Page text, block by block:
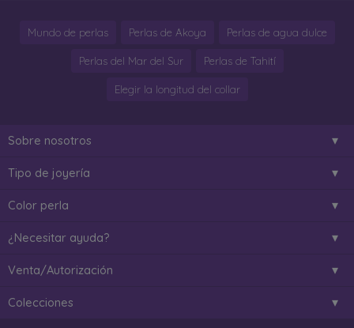
Mundo de perlas Perlas de Akoya Perlas de agua dulce
Perlas del Mar del Sur Perlas de Tahití
Elegir la longitud del collar
Sobre nosotros
Tipo de joyería
Color perla
¿Necesitar ayuda?
Venta/Autorización
Colecciones